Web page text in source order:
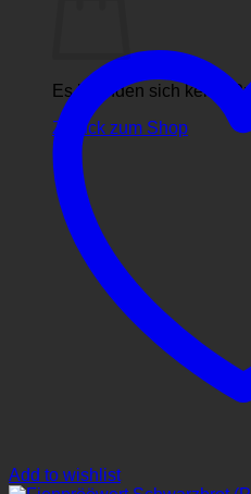
Es befinden sich keine
Zurück zum Shop
Add to wishlist